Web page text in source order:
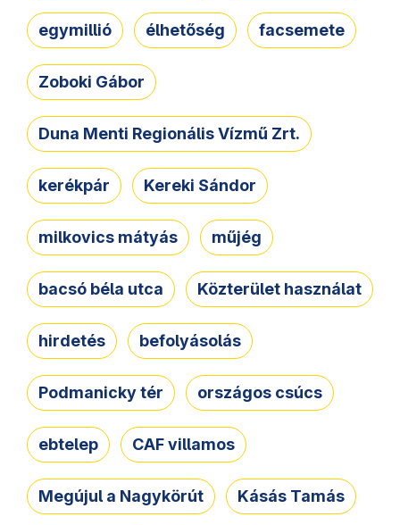
egymillió élhetőség facsemete
Zoboki Gábor
Duna Menti Regionális Vízmű Zrt.
kerékpár Kereki Sándor
milkovics mátyás műjég
bacsó béla utca Közterület használat
hirdetés befolyásolás
Podmanicky tér országos csúcs
ebtelep CAF villamos
Megújul a Nagykörút Kásás Tamás